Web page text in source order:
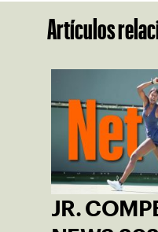
Artículos
JR.